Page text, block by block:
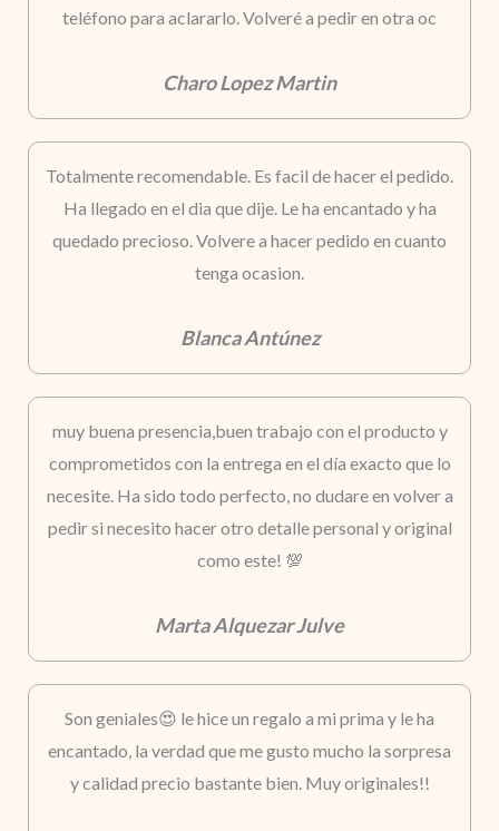
teléfono para aclararlo. Volveré a pedir en otra oc
Charo Lopez Martin
Totalmente recomendable. Es facil de hacer el pedido.
Ha llegado en el dia que dije. Le ha encantado y ha
quedado precioso. Volvere a hacer pedido en cuanto
tenga ocasion.
Blanca Antúnez
muy buena presencia,buen trabajo con el producto y
comprometidos con la entrega en el día exacto que lo
necesite. Ha sido todo perfecto, no dudare en volver a
pedir si necesito hacer otro detalle personal y original
como este! 💯
Marta Alquezar Julve
Son geniales😍 le hice un regalo a mi prima y le ha
encantado, la verdad que me gusto mucho la sorpresa
y calidad precio bastante bien. Muy originales!!